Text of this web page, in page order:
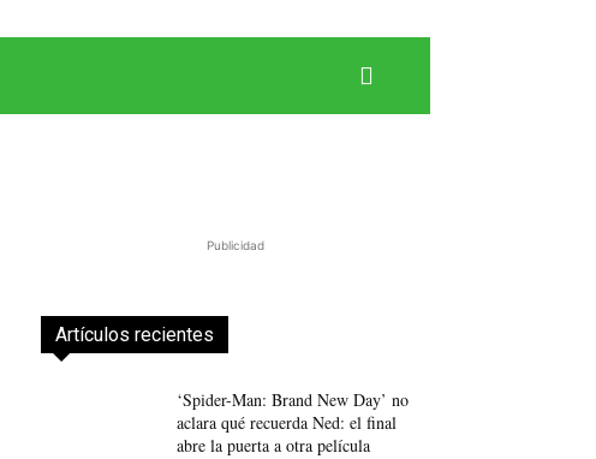
Publicidad
Artículos recientes
‘Spider-Man: Brand New Day’ no
aclara qué recuerda Ned: el final
abre la puerta a otra película